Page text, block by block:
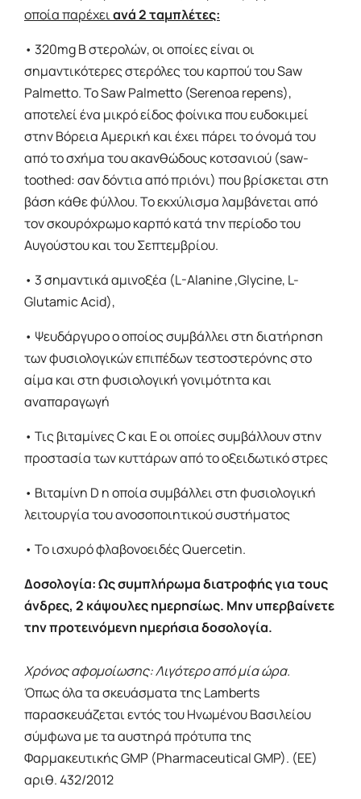
οποία παρέχειανά 2 ταμπλέτες:
• 320mg Β στερολών, οι οποίες είναι οι
σημαντικότερες στερόλες του καρπού του Saw
Palmetto. Το Saw Palmetto (Serenoa repens),
αποτελεί ένα μικρό είδος φοίνικα που ευδοκιμεί
στην Βόρεια Αμερική και έχει πάρει το όνομά του
από το σχήμα του ακανθώδους κοτσανιού (saw-
toothed: σαν δόντια από πριόνι) που βρίσκεται στη
βάση κάθε φύλλου. Το εκχύλισμα λαμβάνεται από
τον σκουρόχρωμο καρπό κατά την περίοδο του
Αυγούστου και του Σεπτεμβρίου.
• 3 σημαντικά αμινοξέα (L-Alanine ,Glycine, L-
Glutamic Acid),
• Ψευδάργυρο ο οποίος συμβάλλει στη διατήρηση
των φυσιολογικών επιπέδων τεστοστερόνης στο
αίμα και στη φυσιολογική γονιμότητα και
αναπαραγωγή
• Τις βιταμίνες C και Ε οι οποίες συμβάλλουν στην
προστασία των κυττάρων από το οξειδωτικό στρες
• Βιταμίνη D η οποία συμβάλλει στη φυσιολογική
λειτουργία του ανοσοποιητικού συστήματος
• Το ισχυρό φλαβονοειδές Quercetin.
Δοσολογία: Ως συμπλήρωμα διατροφής για τους
άνδρες, 2 κάψουλες ημερησίως. Μην υπερβαίνετε
την προτεινόμενη ημερήσια δοσολογία.
Χρόνος αφομοίωσης: Λιγότερο από μία ώρα.
Όπως όλα τα σκευάσματα της Lamberts
παρασκευάζεται εντός του Ηνωμένου Βασιλείου
σύμφωνα με τα αυστηρά πρότυπα της
Φαρμακευτικής GMP (Pharmaceutical GMP). (ΕΕ)
αριθ. 432/2012